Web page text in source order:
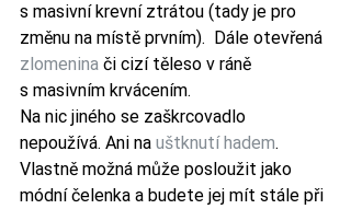
s masivní krevní ztrátou (tady je pro
změnu na místě prvním).  Dále otevřená
zlomenina či cizí těleso v ráně
s masivním krvácením.
Na nic jiného se zaškrcovadlo
nepoužívá. Ani na uštknutí hadem.
Vlastně možná může posloužit jako
módní čelenka a budete jej mít stále při